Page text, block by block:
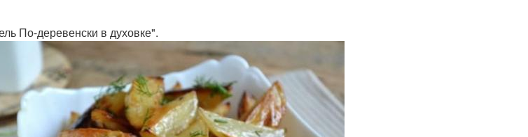
По-деревенски в духовке".